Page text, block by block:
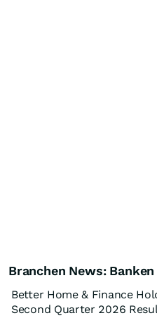
Branchen News: Banken
Better Home & Finance
Second Quarter 2026